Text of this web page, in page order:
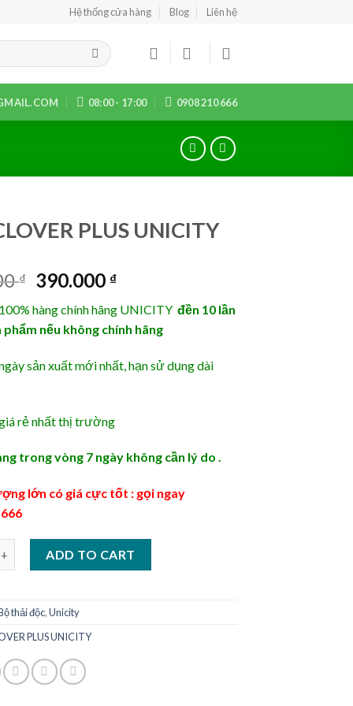
Hệ thống cửa hàng Blog Liên hệ
08:00 - 17:00 0908 210 666
PLUS UNICITY
₫
Original
was:
587.000 ₫.
390.000 ₫Current
is:
390.000 ₫.
hàng chính hãng UNICITYđền 10 lần
nếu không chính hãng
sản xuất mới nhất, hạn sử dụng dài
rẻ nhất thị trường
trong vòng 7 ngày không cần lý do .
lớn có giá cực tốt : gọi ngay
ADD TO CART
thải độc,Unicity
PLUS UNICITY